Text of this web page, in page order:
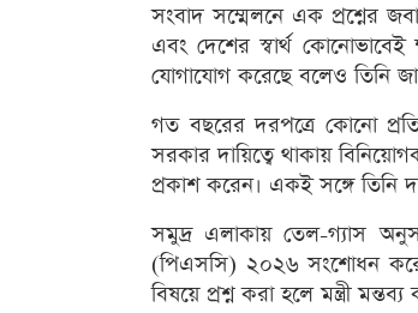
সংবাদ সম্মেলনে এক প্রশ্নের
এবং দেশের স্বার্থ কোনোভাবেই
যোগাযোগ করেছে বলেও তিনি
গত বছরের দরপত্রে কোনো
সরকার দায়িত্বে থাকায়
প্রকাশ করেন। একই সঙ্গে তিনি
সমুদ্র এলাকায় তেল-গ্যাস
(পিএসসি) ২০২৬ সংশোধন করে
বিষয়ে প্রশ্ন করা হলে মন্ত্রী